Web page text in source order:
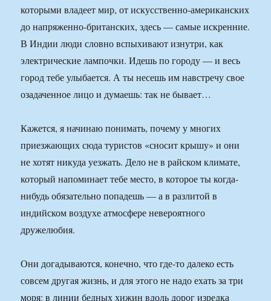
которыми владеет мир, от искусственно-американских
до напряженно-британских, здесь — самые искренние.
В Индии люди словно вспыхивают изнутри, как
электрические лампочки. Идешь по городу — и весь
город тебе улыбается. А ты несешь им навстречу свое
озадаченное лицо и думаешь: так не бывает…
Кажется, я начинаю понимать, почему у многих
приезжающих сюда туристов «сносит крышу» и они
не хотят никуда уезжать. Дело не в райском климате,
который напоминает тебе место, в которое ты когда-
нибудь обязательно попадешь — а в разлитой в
индийском воздухе атмосфере невероятного
дружелюбия.
Они догадываются, конечно, что где-то далеко есть
совсем другая жизнь, и для этого не надо ехать за три
моря: в линии бедных хижин вдоль дорог изредка